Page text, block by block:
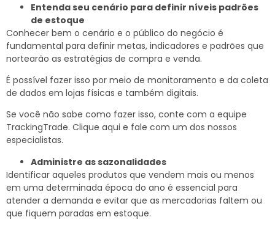
Entenda seu cenário para definir níveis padrões
de estoque
Conhecer bem o cenário e o público do negócio é
fundamental para definir metas, indicadores e padrões que
nortearão as estratégias de compra e venda.
É possível fazer isso por meio de monitoramento e da coleta
de dados em lojas físicas e também digitais.
Se você não sabe como fazer isso, conte com a equipe
TrackingTrade. Clique aqui e fale com um dos nossos
especialistas.
Administre as sazonalidades
Identificar aqueles produtos que vendem mais ou menos
em uma determinada época do ano é essencial para
atender a demanda e evitar que as mercadorias faltem ou
que fiquem paradas em estoque.